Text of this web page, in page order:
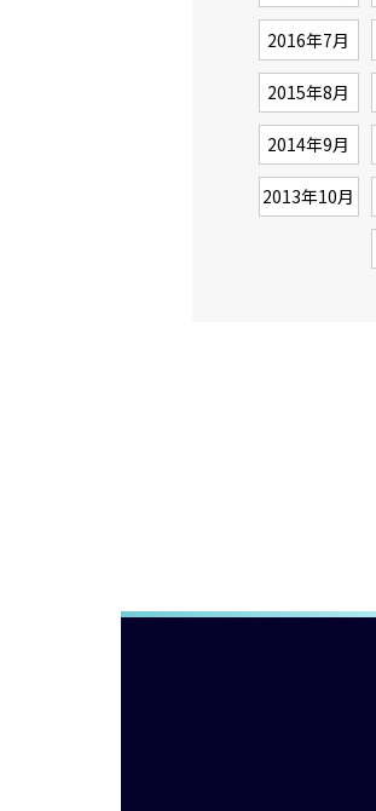
2016年7月
2015年8月
2014年9月
2013年10月